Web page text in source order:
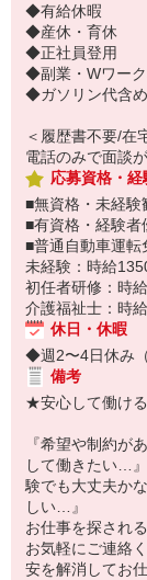
◆有給休暇
◆産休・育休
◆正社員登用
◆副業・Wワーク
◆ガソリン代含
＜履歴書不要/在
電話のみで面談
応募資格・経
■無資格・未経験
■有資格・経験
■普通自動車運
未経験：時給
初任者研修：時
介護福祉士：時
休日・休暇
◆週2〜4日休み（
備考
★安心して働け
『希望や制約が
して働きたい…
験でも大丈夫か
しい…』
お仕事を探され
お気軽にご連絡
安を解消してお